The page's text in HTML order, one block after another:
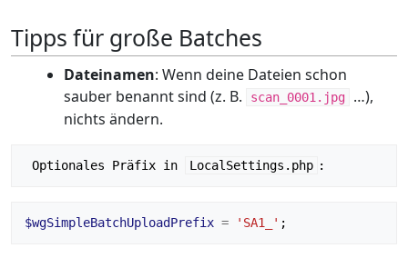
Tipps für große Batches
Dateinamen: Wenn deine Dateien schon
sauber benannt sind (z. B.
scan_0001.jpg
…),
nichts ändern.
Optionales Präfix in LocalSettings.php
$wgSimpleBatchUploadPrefix = 'SA1_' ;